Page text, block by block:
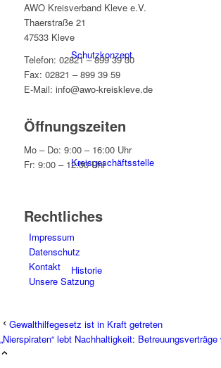
Schutzkonzept
Kreisgeschäftsstelle
Historie
AWO Kreisverband Kleve e.V.
Thaerstraße 21
47533 Kleve
Telefon: 02821 – 899 39 30
Fax: 02821 – 899 39 59
E-Mail: info@awo-kreiskleve.de
Öffnungszeiten
Mo – Do: 9:00 – 16:00 Uhr
Fr: 9:00 – 12:00 Uhr
Rechtliches
Impressum
Datenschutz
Kontakt
Unsere Satzung
Gewalthilfegesetz ist in Kraft getreten
„Nierspiraten“ lebt Nachhaltigkeit: